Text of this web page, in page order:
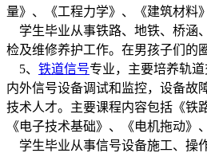
量》、《工程力学》、《建筑材料
学生毕业从事铁路、地铁、桥涵
检及维修养护工作。在男孩子们的
5、 铁道信号专业，主要培养轨
内外信号设备调试和监控，设备故
技术人才。主要课程内容包括《铁
《电子技术基础》、《电机拖动》
学生毕业从事信号设备施工、操